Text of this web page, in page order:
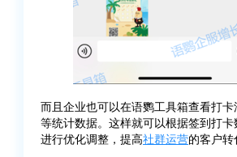
而且企业也可以在语鹦工具箱查看打
等统计数据。这样就可以根据签到打卡
进行优化调整，提高社群运营的客户转